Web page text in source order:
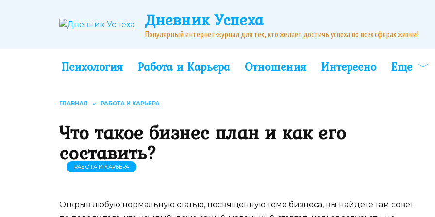
Дневник Успеха
Популярный интернет-журнал для тех, кто желает достичь успеха во всех сферах жизни!
Психология Работа и Карьера Отношения Интересно Еще
ГЛАВНАЯ » РАБОТА И КАРЬЕРА
Что такое бизнес план и как его
составить?
РАБОТА И КАРЬЕРА
Открыв любую нормальную статью, посвященную теме бизнеса, вы найдете там совет